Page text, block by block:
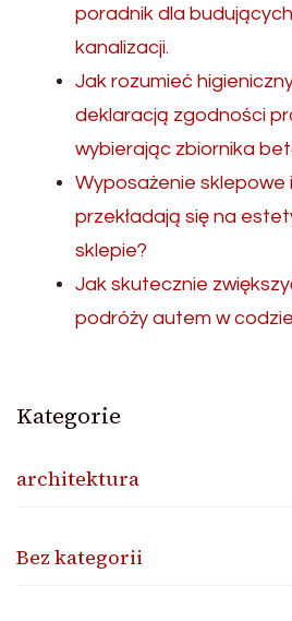
poradnik dla
kanalizacji.
Jak rozumieć
deklaracją zgodności
wybierając zbiornika
Wyposażenie sklepowe
przekładają się na
sklepie?
Jak skutecznie
podróży autem w
Kategorie
architektura
Bez kategorii